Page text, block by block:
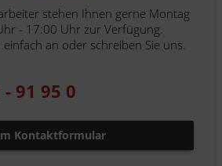
stehen Ihnen gerne Montag
- 17:00 Uhr zur Verfügung.
an oder schreiben Sie uns.
91 95 0
Kontaktformular